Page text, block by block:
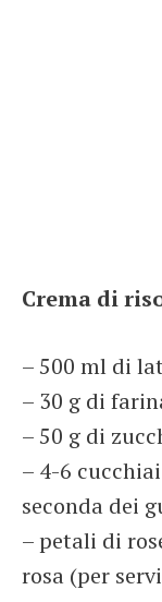
Crema di
– 500 ml di
– 30 g di
– 50 g di
– 4-6
seconda dei
– petali di
rosa (per